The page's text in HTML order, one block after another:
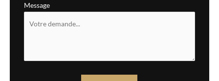
Message